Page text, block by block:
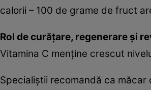
calorii – 100 de grame de fruct
Rol de curăţare, regenerare şi
Vitamina C menţine crescut
Specialiştii recomandă ca